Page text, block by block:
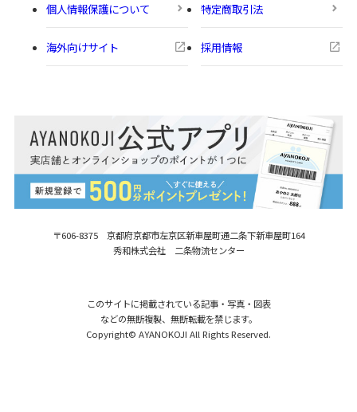
〒606-8375 京都府京都市左京区新車屋町通二条下新車屋町164
秀和株式会社 二条物流センター
個人情報保護について 特定商取引法
海外向けサイト 採用情報
このサイトに掲載されている記事・写真・図表
などの無断複製、無断転載を禁じます。
Copyright© AYANOKOJI All Rights Reserved.